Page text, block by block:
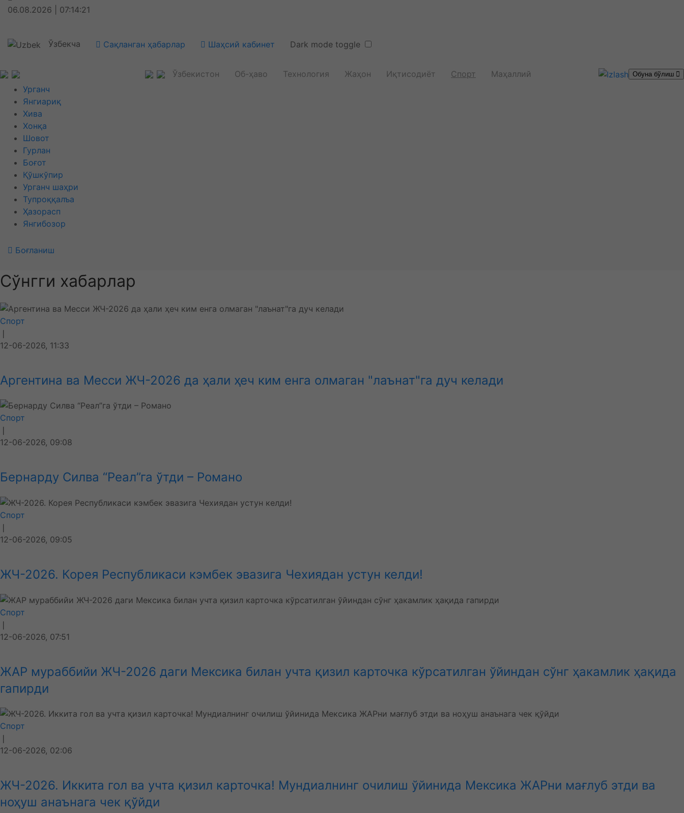
06.08.2026 | 07:14:22
Ўзбекча Сақланган ҳабарлар Шаҳсий кабинет Dark mode toggle
Ўзбекистон Об-ҳаво Технология Жаҳон Иқтисодиёт Спорт Маҳаллий Обуна бўлиш
Урганч
Янгиариқ
Хива
Хонқа
Шовот
Гурлан
Боғот
Қўшкўпир
Урганч шаҳри
Тупроққалъа
Ҳазорасп
Янгибозор
Боғланиш
Сўнгги хабарлар
Спорт
❘
12-06-2026, 11:33
Аргентина ва Месси ЖЧ-2026 да ҳали ҳеч ким енга олмаган "лаънат"га дуч келади
Спорт
❘
12-06-2026, 09:08
Бернарду Силва “Реал”га ўтди – Романо
Спорт
❘
12-06-2026, 09:05
ЖЧ-2026. Корея Республикаси кэмбек эвазига Чехиядан устун келди!
Спорт
❘
12-06-2026, 07:51
ЖАР мураббийи ЖЧ-2026 даги Мексика билан учта қизил карточка кўрсатилган ўйиндан сўнг ҳакамлик ҳақида
гапирди
Спорт
❘
12-06-2026, 02:06
ЖЧ-2026. Иккита гол ва учта қизил карточка! Мундиалнинг очилиш ўйинида Мексика ЖАРни мағлуб этди ва
ноҳуш анаънага чек қўйди